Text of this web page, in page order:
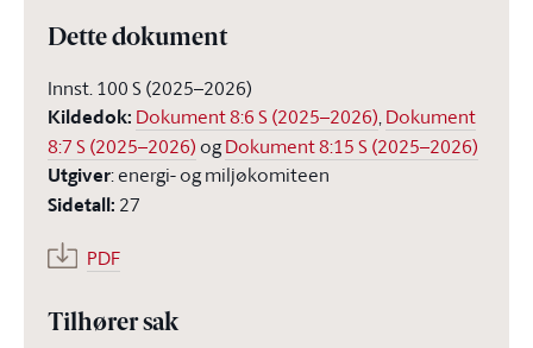
Dette dokument
Innst. 100 S (2025–2026)
Kildedok: Dokument 8:6 S (2025–2026),Dokument
8:7 S (2025–2026) ogDokument 8:15 S (2025–2026)
Utgiver:energi- og miljøkomiteen
Sidetall: 27
PDF
Tilhører sak